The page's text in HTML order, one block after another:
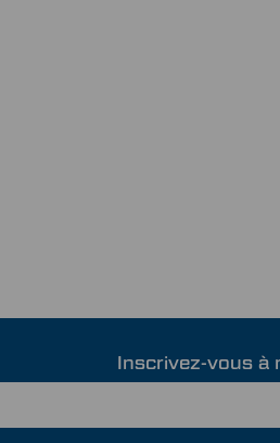
Inscrivez-vous à